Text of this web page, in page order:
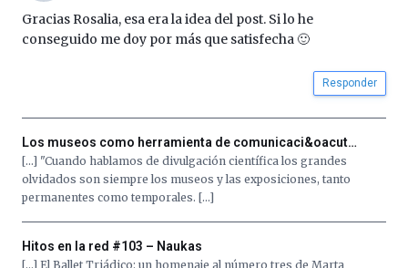
Gracias Rosalia, esa era la idea del post. Si lo he
conseguido me doy por más que satisfecha 🙂
Responder
Los museos como herramienta de comunicaci&oacut…
[…] "Cuando hablamos de divulgación científica los grandes
olvidados son siempre los museos y las exposiciones, tanto
permanentes como temporales. […]
Hitos en la red #103 – Naukas
[…] El Ballet Triádico: un homenaje al número tres de Marta